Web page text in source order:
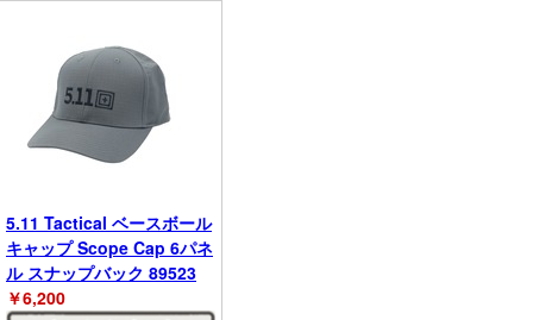
5.11 Tactical ベースボール
キャップ Scope Cap 6パネ
ル スナップバック 89523
￥6,200